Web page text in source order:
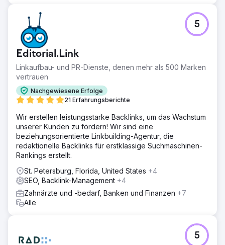
Editorial.Link
Linkaufbau- und PR-Dienste, denen mehr als 500 Marken
vertrauen
Nachgewiesene Erfolge
21 Erfahrungsberichte
5
Wir erstellen leistungsstarke Backlinks, um das Wachstum
unserer Kunden zu fördern! Wir sind eine
beziehungsorientierte Linkbuilding-Agentur, die
redaktionelle Backlinks für erstklassige Suchmaschinen-
Rankings erstellt.
St. Petersburg, Florida, United States +4
SEO, Backlink-Management +4
Zahnärzte und -bedarf, Banken und Finanzen +7
Alle
5